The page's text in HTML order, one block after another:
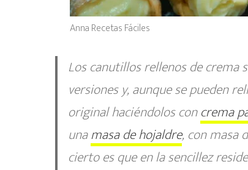
Anna Recetas Fáciles
Los canutillos rellenos de
versiones y, aunque se pueden
original haciéndolos concrema
unamasa de hojaldre, con masa
cierto es que en la sencillez